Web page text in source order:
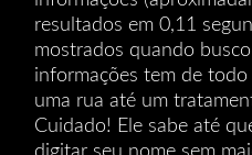
resultados em 0,11
mostrados quando
informações tem de
uma rua até um
Cuidado! Ele sabe até